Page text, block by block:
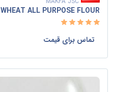
WHEAT ALL PURPOSE FLOUR
تماس برای قیمت